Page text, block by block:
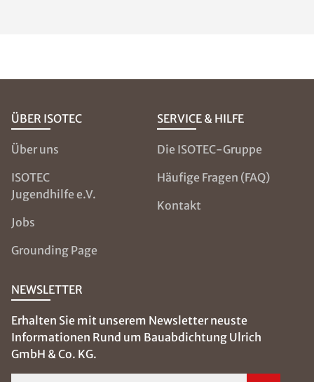
ÜBER ISOTEC
Über uns
ISOTEC
Jugendhilfe e.V.
Jobs
Grounding Page
SERVICE & HILFE
Die ISOTEC-Gruppe
Häufige Fragen (FAQ)
Kontakt
NEWSLETTER
Erhalten Sie mit unserem Newsletter neuste
Informationen Rund um Bauabdichtung Ulrich
GmbH & Co. KG.